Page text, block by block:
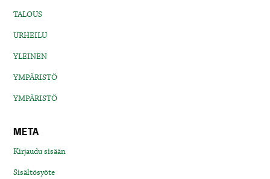
TALOUS
URHEILU
YLEINEN
YMPÄRISTÖ
YMPÄRISTÖ
META
Kirjaudu sisään
Sisältösyöte